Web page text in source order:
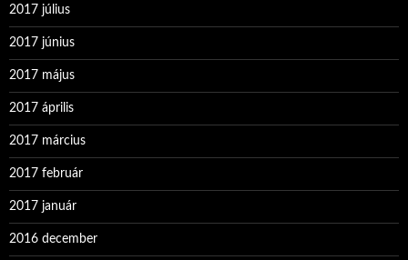
2017 július
2017 június
2017 május
2017 április
2017 március
2017 február
2017 január
2016 december